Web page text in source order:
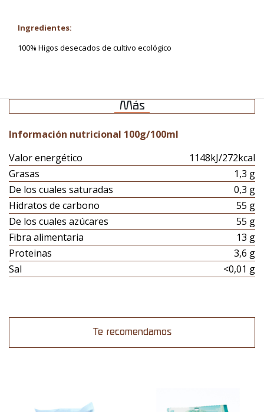
Ingredientes:
100% Higos desecados de cultivo ecológico
Más
Información nutricional 100g/100ml
Valor energético
1148kJ/272kcal
Grasas
1,3 g
De los cuales saturadas
0,3 g
Hidratos de carbono
55 g
De los cuales azúcares
55 g
Fibra alimentaria
13 g
Proteinas
3,6 g
Sal
<0,01 g
Te recomendamos